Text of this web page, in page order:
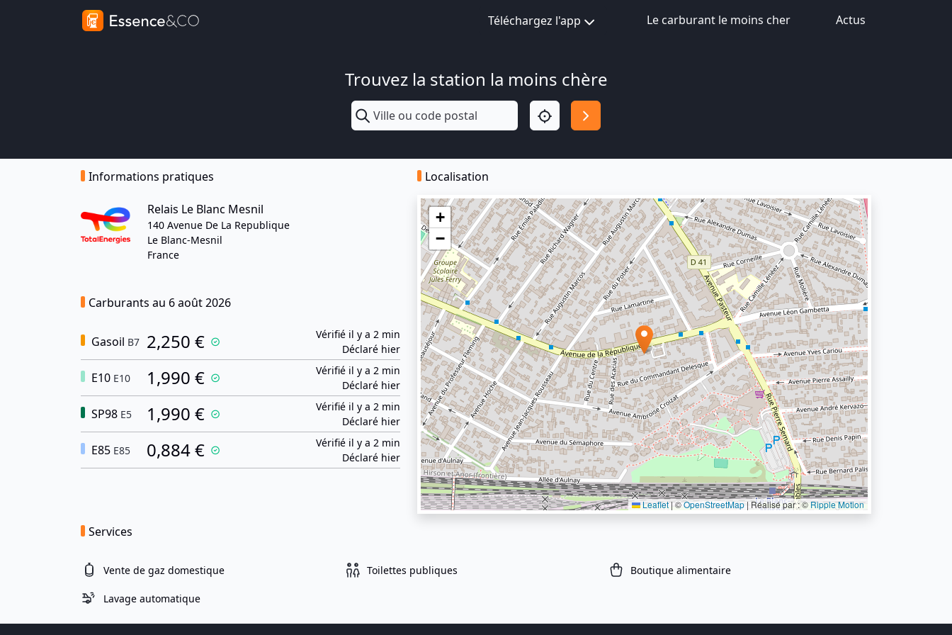
Téléchargez l'app Le carburant le moins cher Actus
Trouvez la station la moins chère
Informations pratiques
Relais Le Blanc Mesnil
140 Avenue De La Republique
Le Blanc-Mesnil
France
Carburants au 6 août 2026
Gasoil B7 2,250 €
Vérifié il y a 2 min
Déclaré hier
E10 E10 1,990 €
Vérifié il y a 2 min
Déclaré hier
SP98 E5 1,990 €
Vérifié il y a 2 min
Déclaré hier
E85 E85 0,884 €
Vérifié il y a 2 min
Déclaré hier
Localisation
+
−
Leaflet|©OpenStreetMap| Réalisé par : © Ripple Motion
Services
Vente de gaz domestique Toilettes publiques Boutique alimentaire
Lavage automatique